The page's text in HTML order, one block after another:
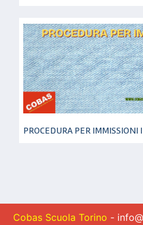
PROCEDURA PER IMMISSIONI
Cobas Scuola Torino -